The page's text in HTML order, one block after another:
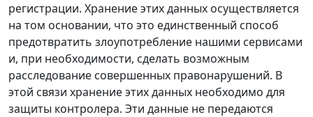
регистрации. Хранение этих данных осуществляется
на том основании, что это единственный способ
предотвратить злоупотребление нашими сервисами
и, при необходимости, сделать возможным
расследование совершенных правонарушений. В
этой связи хранение этих данных необходимо для
защиты контролера. Эти данные не передаются